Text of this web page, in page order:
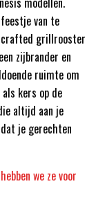
van te
crafted grillrooster
zijbrander en
ruimte om
kers op de
altijd aan je
je gerechten
we ze voor